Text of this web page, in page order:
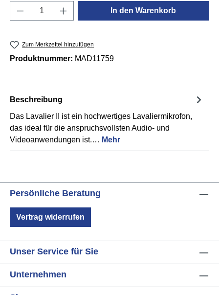
Produkt Anzahl: Gib den gewünschten
In den Warenkorb
Zum Merkzettel hinzufügen
Produktnummer: MAD11759
Beschreibung
Das Lavalier II ist ein hochwertiges Lavaliermikrofon,
das ideal für die anspruchsvollsten Audio- und
Videoanwendungen ist.… Mehr
Persönliche Beratung
Vertrag widerrufen
Unser Service für Sie
Unternehmen